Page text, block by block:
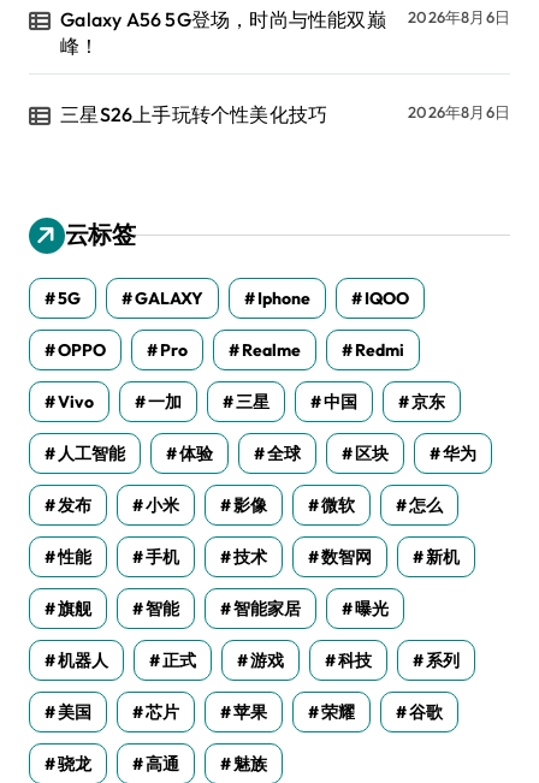
Galaxy A56 5G登场，时尚与性能双巅
峰！
2026年8月6日
三星S26上手玩转个性美化技巧 2026年8月6日
云标签
5G GALAXY Iphone IQOO
OPPO Pro Realme Redmi
Vivo 一加 三星 中国 京东
人工智能 体验 全球 区块 华为
发布 小米 影像 微软 怎么
性能 手机 技术 数智网 新机
旗舰 智能 智能家居 曝光
机器人 正式 游戏 科技 系列
美国 芯片 苹果 荣耀 谷歌
骁龙 高通 魅族